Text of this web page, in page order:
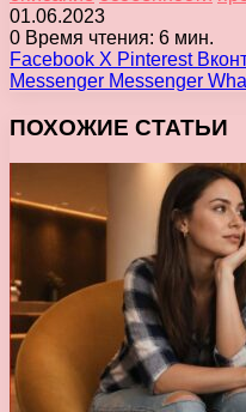
01.06.2023
0 Время чтения: 6 мин.
Facebook X Pinterest
Messenger Messenger
ПОХОЖИЕ СТАТЬИ